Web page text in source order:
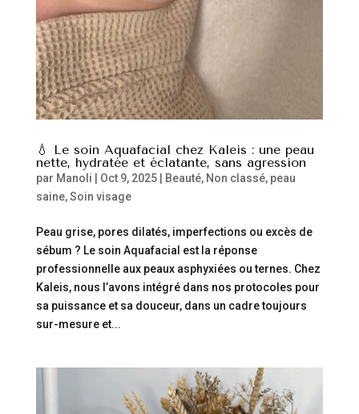
💧 Le soin Aquafacial chez Kaleis : une peau
nette, hydratée et éclatante, sans agression
par Manoli Oct 9, 2025| Beauté, Non classé, peau
saine,Soin visage
Peau grise, pores dilatés, imperfections ou excès de
sébum ? Le soin Aquafacial est la réponse
professionnelle aux peaux asphyxiées ou ternes. Chez
Kaleis, nous l’avons intégré dans nos protocoles pour
sa puissance et sa douceur, dans un cadre toujours
sur-mesure et...